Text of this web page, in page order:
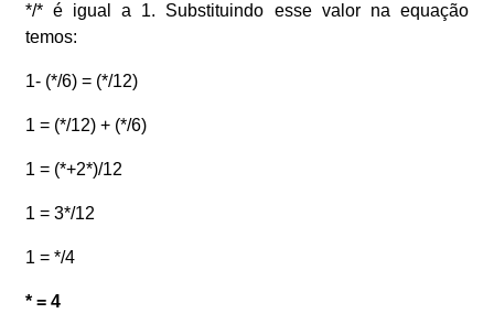
*/* é igual a 1. Substituindo esse valor na equação
temos:
1- (*/6) = (*/12)
1 = (*/12) + (*/6)
1 = (*+2*)/12
1 = 3*/12
1 = */4
* = 4